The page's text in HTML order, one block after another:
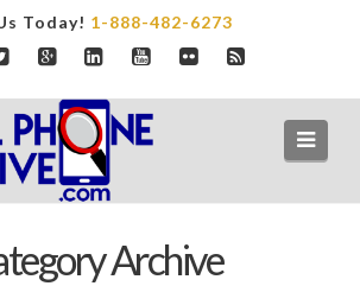
Today! 1-888-482-6273
Archive